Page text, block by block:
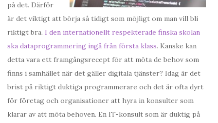
på det. Därför
är det viktigt att börja så tidigt som möjligt om man vill bli
riktigt bra. I den internationellt respekterade finska skolan
ska dataprogrammering ingå från första klass. Kanske kan
detta vara ett framgångsrecept för att möta de behov som
finns i samhället när det gäller digitala tjänster? Idag är det
brist på riktigt duktiga programmerare och det är ofta dyrt
för företag och organisationer att hyra in konsulter som
klarar av att möta behoven. En IT-konsult som är duktig på